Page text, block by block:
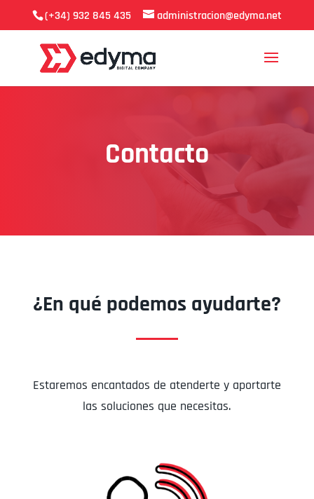
(+34) 932 845 435 administracion@edyma.net
Contacto
¿En qué podemos ayudarte?
Estaremos encantados de atenderte y aportarte
las soluciones que necesitas.